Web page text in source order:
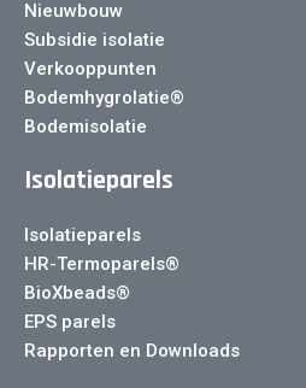
Nieuwbouw
Subsidie isolatie
Verkooppunten
Bodemhygrolatie®
Bodemisolatie
Isolatieparels
Isolatieparels
HR-Termoparels®
BioXbeads®
EPS parels
Rapporten en Downloads